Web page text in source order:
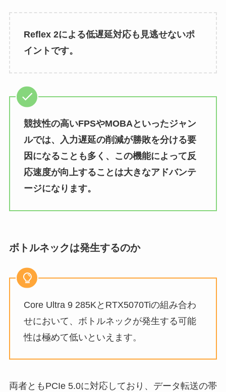
Reflex 2による低遅延対応も見逃せないポ
イントです。
競技性の高いFPSやMOBAといったジャン
ルでは、入力遅延の削減が勝敗を分ける要
因になることも多く、この機能によって反
応速度が向上することは大きなアドバンテ
ージになります。
ボトルネックは発生するのか
Core Ultra 9 285KとRTX5070Tiの組み合わ
せにおいて、ボトルネックが発生する可能
性は極めて低いといえます。
両者ともPCIe 5.0に対応しており、データ転送の帯